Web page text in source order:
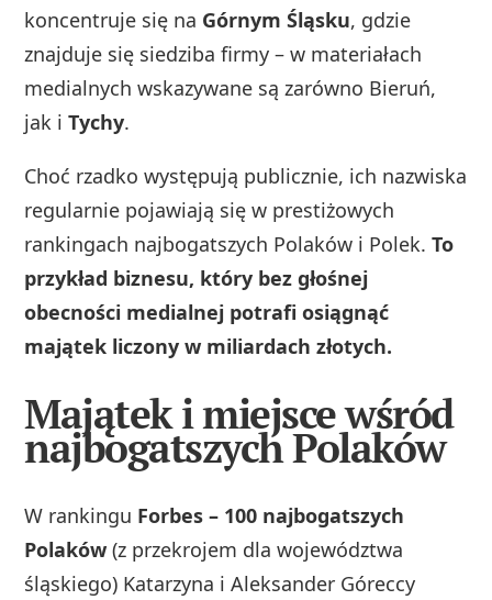
koncentruje się na Górnym Śląsku, gdzie
znajduje się siedziba firmy – w materiałach
medialnych wskazywane są zarówno Bieruń,
jak iTychy.
Choć rzadko występują publicznie, ich nazwiska
regularnie pojawiają się w prestiżowych
rankingach najbogatszych Polaków i Polek.To
przykład biznesu, który bez głośnej
obecności medialnej potrafi osiągnąć
majątek liczony w miliardach złotych.
Majątek i miejsce wśród
najbogatszych Polaków
W rankingu Forbes – 100 najbogatszych
Polaków (z przekrojem dla województwa
śląskiego) Katarzyna i Aleksander Góreccy